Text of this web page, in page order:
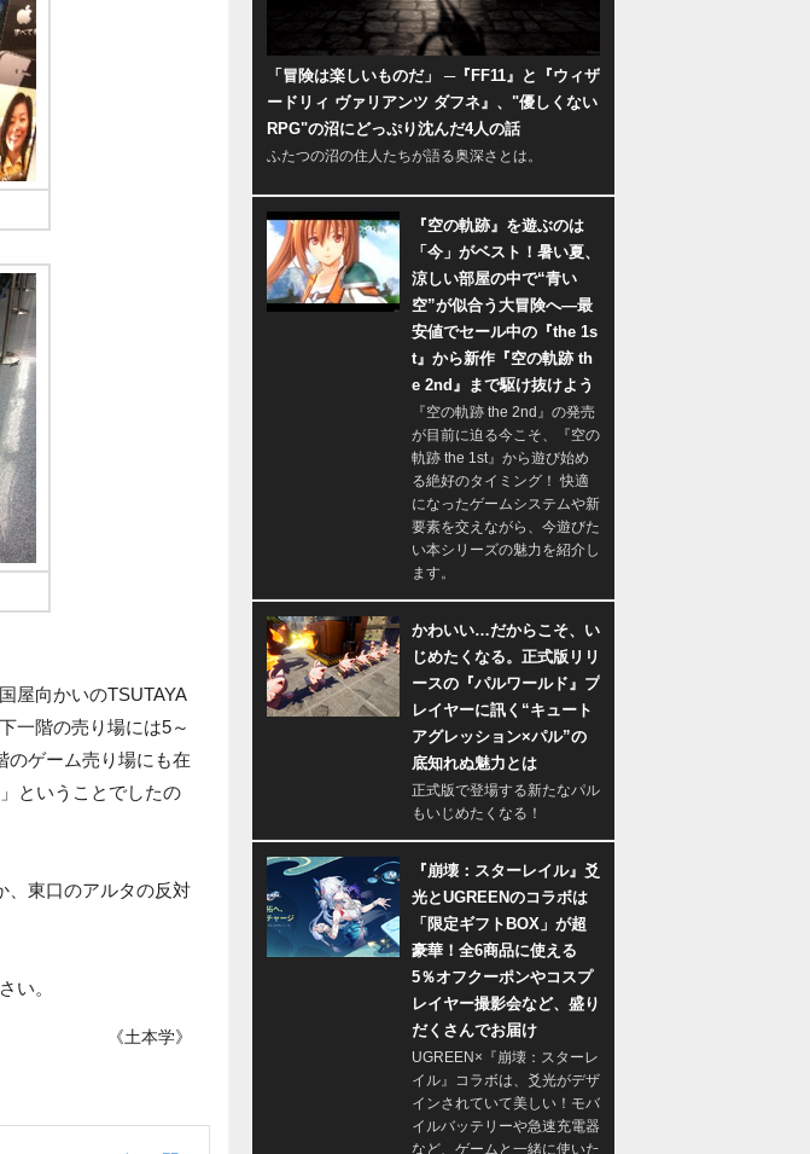
屋向かいのTSUTAYA
一階の売り場には5～
のゲーム売り場にも在
ということでしたの
、東口のアルタの反対
い。
《土本学》
「冒険は楽しいものだ」 ─『FF11』と『ウィザ
ードリィ ヴァリアンツ ダフネ』、"優しくない
RPG"の沼にどっぷり沈んだ4人の話
ふたつの沼の住人たちが語る奥深さとは。
『空の軌跡』を遊ぶのは
「今」がベスト！暑い夏、
涼しい部屋の中で“青い
空”が似合う大冒険へ―最
安値でセール中の『the 1s
t』から新作『空の軌跡 th
e 2nd』まで駆け抜けよう
『空の軌跡 the 2nd』の発売
が目前に迫る今こそ、『空の
軌跡 the 1st』から遊び始め
る絶好のタイミング！ 快適
になったゲームシステムや新
要素を交えながら、今遊びた
い本シリーズの魅力を紹介し
ます。
かわいい…だからこそ、い
じめたくなる。正式版リリ
ースの『パルワールド』プ
レイヤーに訊く“キュート
アグレッション×パル”の
底知れぬ魅力とは
正式版で登場する新たなパル
もいじめたくなる！
『崩壊：スターレイル』爻
光とUGREENのコラボは
「限定ギフトBOX」が超
豪華！全6商品に使える
5％オフクーポンやコスプ
レイヤー撮影会など、盛り
だくさんでお届け
UGREEN×『崩壊：スターレ
イル』コラボは、爻光がデザ
インされていて美しい！モバ
イルバッテリーや急速充電器
など、ゲームと一緒に使いた